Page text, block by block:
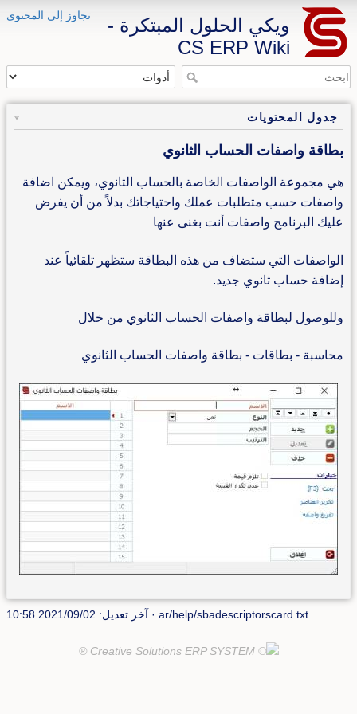
تجاوز إلى المحتوى
ويكي الحلول المبتكرة -
CS ERP Wiki
جدول المحتويات
بطاقة واصفات الحساب الثانوي
هي مجموعة الواصفات الخاصة بالحساب الثانوي، ويمكن اضافة
واصفات حسب متطلبات عملك واحتياجاتك بدلاً من أن يفرض
عليك البرنامج واصفات أنت بغنى عنها
الواصفات التي ستضاف من هذه البطاقة ستظهر تلقائياً عند
إضافة حساب ثانوي جديد.
وللوصول لبطاقة واصفات الحساب الثانوي من خلال
محاسبة - بطاقات - بطاقة واصفات الحساب الثانوي
ar/help/sbadescriptorscard.txt · آخر تعديل: 2021/09/02 10:58